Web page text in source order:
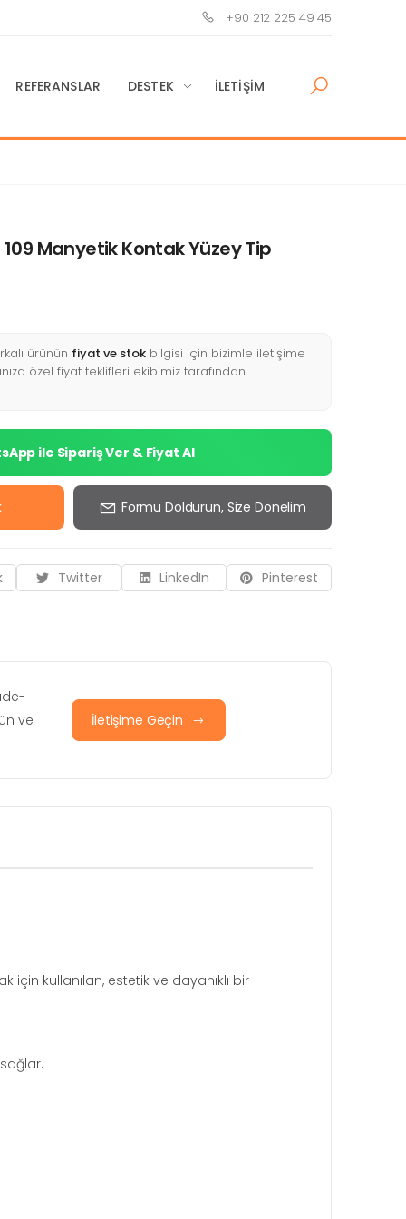
+90 212 225 49 45
REFERANSLAR DESTEK İLETIŞIM
109 Manyetik Kontak Yüzey Tip
ürünün fiyat ve stok bilgisi için bizimle iletişime
özel fiyat teklifleri ekibimiz tarafından
ile Sipariş Ver & Fiyat Al
Formu Doldurun, Size Dönelim
Twitter LinkedIn Pinterest
ve
İletişime Geçin
için kullanılan, estetik ve dayanıklı bir